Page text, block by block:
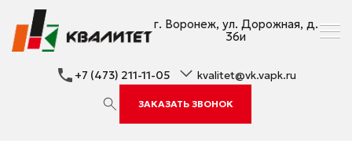
г. Воронеж, ул. Дорожная, д.
36и
+7 (473) 211-11-05 kvalitet@vk.vapk.ru
ЗАКАЗАТЬ ЗВОНОК